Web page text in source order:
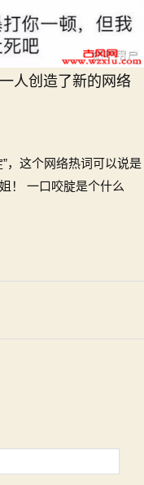
人创造了新的网络
，这个网络热词可以说是
！ 一口咬腚是个什么